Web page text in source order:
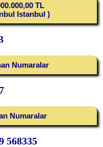
TL
Istanbul )
Numaralar
Numaralar
568335